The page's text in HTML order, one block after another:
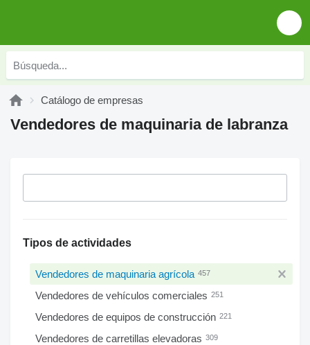
Catálogo de empresas
Vendedores de maquinaria de labranza
Tipos de actividades
Vendedores de maquinaria agrícola 457
Vendedores de vehículos comerciales 251
Vendedores de equipos de construcción 221
Vendedores de carretillas elevadoras 309